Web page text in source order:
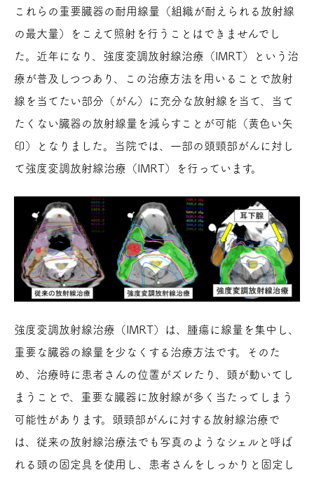
これらの重要臓器の耐用線量（組織が耐えられる放射線
の最大量）をこえて照射を行うことはできませんでし
た。近年になり、強度変調放射線治療（IMRT）という治
療が普及しつつあり、この治療方法を用いることで放射
線を当てたい部分（がん）に充分な放射線を当て、当て
たくない臓器の放射線量を減らすことが可能（黄色い矢
印）となりました。当院では、一部の頭頸部がんに対し
て強度変調放射線治療（IMRT）を行っています。
強度変調放射線治療（IMRT）は、腫瘍に線量を集中し、
重要な臓器の線量を少なくする治療方法です。そのた
め、治療時に患者さんの位置がズレたり、頭が動いてし
まうことで、重要な臓器に放射線が多く当たってしまう
可能性があります。頭頸部がんに対する放射線治療で
は、従来の放射線治療法でも写真のようなシェルと呼ば
れる頭の固定具を使用し、患者さんをしっかりと固定し